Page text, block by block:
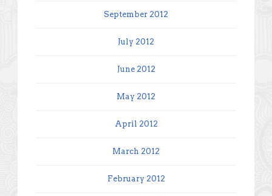
September 2012
July 2012
June 2012
May 2012
April 2012
March 2012
February 2012